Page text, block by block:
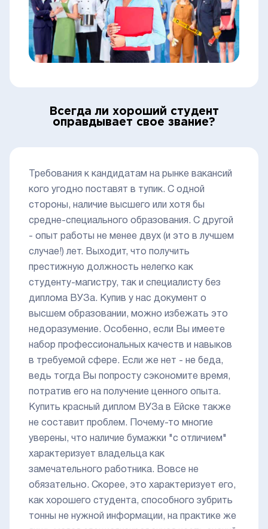
Всегда ли хороший студент
оправдывает свое звание?
Требования к кандидатам на рынке вакансий
кого угодно поставят в тупик. С одной
стороны, наличие высшего или хотя бы
средне-специального образования. С другой
- опыт работы не менее двух (и это в лучшем
случае!) лет. Выходит, что получить
престижную должность нелегко как
студенту-магистру, так и специалисту без
диплома ВУЗа. Купив у нас документ о
высшем образовании, можно избежать это
недоразумение. Особенно, если Вы имеете
набор профессиональных качеств и навыков
в требуемой сфере. Если же нет - не беда,
ведь тогда Вы попросту сэкономите время,
потратив его на получение ценного опыта.
Купить красный диплом ВУЗа в Ейске также
не составит проблем. Почему-то многие
уверены, что наличие бумажки "с отличием"
характеризует владельца как
замечательного работника. Вовсе не
обязательно. Скорее, это характеризует его,
как хорошего студента, способного зубрить
тонны не нужной информации, на практике же